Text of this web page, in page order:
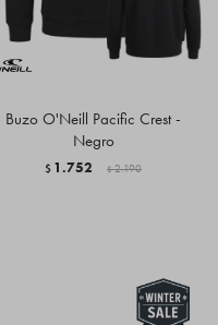
Buzo O'Neill Pacific Crest -
Negro
$ 1.752 $ 2.190